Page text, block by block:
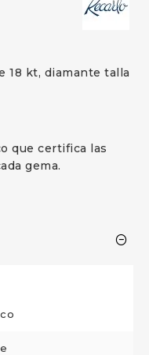
18 kt, diamante talla
que certifica las
gema.